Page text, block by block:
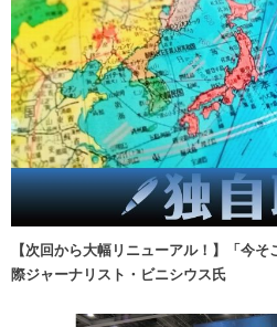
【次回から大幅リニューアル！】「今
際ジャーナリスト・ビニシウス氏